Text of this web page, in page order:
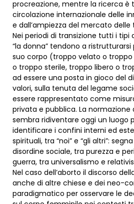
procreazione, mentre la ricerca è
circolazione internazionale delle
e dall’ampiezza del mercato
Nei periodi di transizione tutti i tipi
“la donna” tendono a
suo corpo (troppo velato o
o troppo sterile, troppo libero o
ad essere una posta in gioco del
valori, sulla tenuta del legame
essere rappresentato come
privata e pubblica. La
sembra ridiventare oggi un luogo
identificare i confini interni ed
spirituali, tra “noi” e “gli altri”:
disordine sociale, tra purezza e
guerra, tra universalismo e
Nel caso dell’aborto il discorso
anche di altre chiese e dei neo-
paradigmatico per osservare le